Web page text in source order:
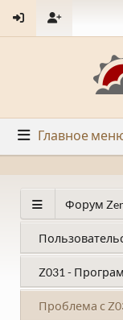
Главное
Форум
Z031 -
Проблема с